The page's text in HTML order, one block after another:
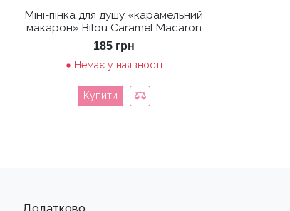
Міні-пінка для душу «карамельний
макарон» Bilou Caramel Macaron
185 грн
Немає у наявності
Купити